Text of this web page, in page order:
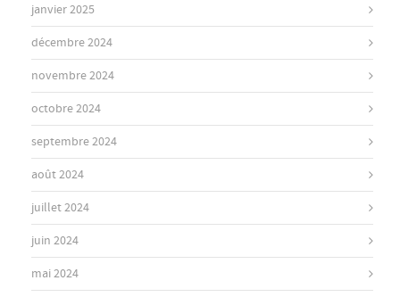
janvier 2025
décembre 2024
novembre 2024
octobre 2024
septembre 2024
août 2024
juillet 2024
juin 2024
mai 2024